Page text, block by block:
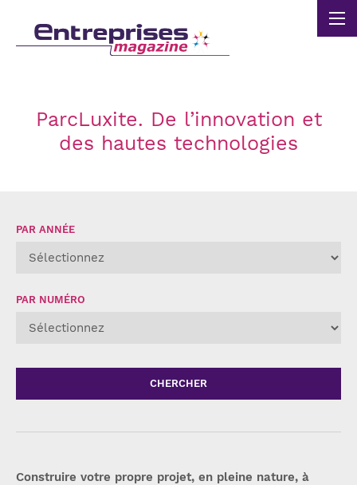
ParcLuxite. De l’innovation et
des hautes technologies
Construire votre propre projet, en pleine nature, à
PAR ANNÉE
PAR NUMÉRO
CHERCHER